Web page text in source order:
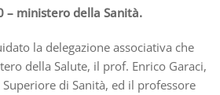
– ministero della Sanità.
la delegazione associativa che
della Salute, il prof. Enrico Garaci,
di Sanità, ed il professore